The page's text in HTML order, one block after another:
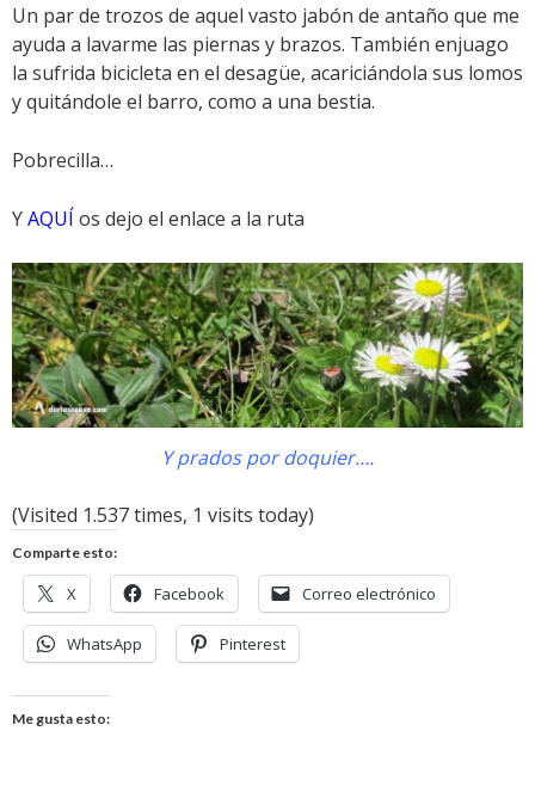
Un par de trozos de aquel vasto jabón de antaño que me
ayuda a lavarme las piernas y brazos. También enjuago
la sufrida bicicleta en el desagüe, acariciándola sus lomos
y quitándole el barro, como a una bestia.
Pobrecilla…
YAQUÍ os dejo el enlace a la ruta
Y prados por doquier….
(Visited 1.537 times, 1 visits today)
Comparte esto:
X Facebook Correo electrónico
WhatsApp Pinterest
Me gusta esto: